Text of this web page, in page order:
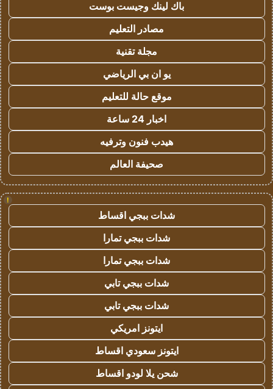
باك لينك وجيست بوست
مصادر التعليم
مجلة تقنية
يو ان بي الرياضي
موقع حالة للتعليم
اخبار 24 ساعة
هيدب فنون وترفيه
صحيفة العالم
!
شدات ببجي اقساط
شدات ببجي تمارا
شدات ببجي تمارا
شدات ببجي تابي
شدات ببجي تابي
ايتونز امريكي
ايتونز سعودي اقساط
شحن يلا لودو اقساط